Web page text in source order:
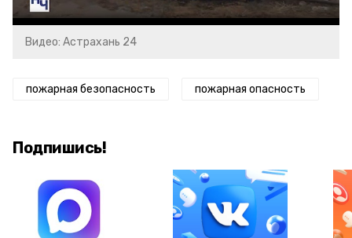
Видео: Астрахань 24
пожарная безопасность пожарная опасность
Подпишись!